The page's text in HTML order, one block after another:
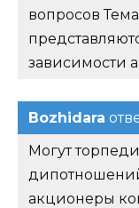
вопросов
зависимости
Bozhidara
Могут
акционеры